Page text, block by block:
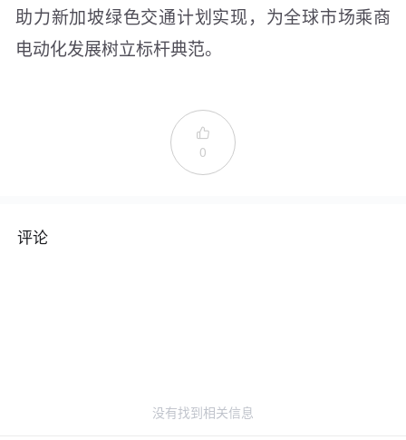
助力新加坡绿色交通计划实现，为全球市场乘商
电动化发展树立标杆典范。

0
评论
没有找到相关信息